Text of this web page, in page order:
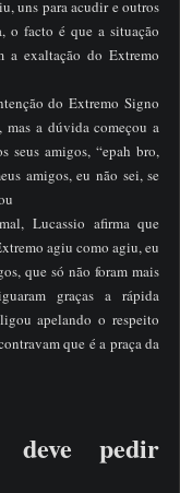
uns para acudir e outros
o facto é que a situação
exaltação do Extremo
do Extremo Signo
mas a dúvida começou a
seus amigos, “epah bro,
amigos, eu não sei, se
Lucassio afirma que
agiu como agiu, eu
que só não foram mais
graças a rápida
apelando o respeito
que é a praça da
deve pedir